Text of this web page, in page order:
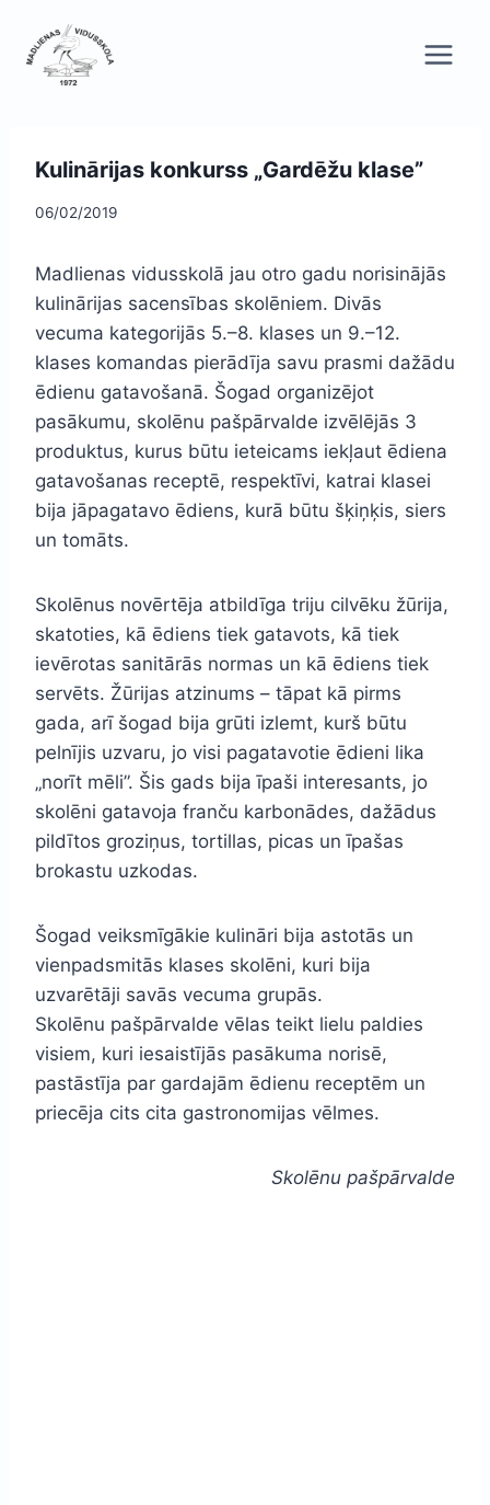
content
Kulinārijas konkurss „Gardēžu klase”
06/02/2019
Madlienas vidusskolā jau otro gadu norisinājās
kulinārijas sacensības skolēniem. Divās
vecuma kategorijās 5.–8. klases un 9.–12.
klases komandas pierādīja savu prasmi dažādu
ēdienu gatavošanā. Šogad organizējot
pasākumu, skolēnu pašpārvalde izvēlējās 3
produktus, kurus būtu ieteicams iekļaut ēdiena
gatavošanas receptē, respektīvi, katrai klasei
bija jāpagatavo ēdiens, kurā būtu šķiņķis, siers
un tomāts.
Skolēnus novērtēja atbildīga triju cilvēku žūrija,
skatoties, kā ēdiens tiek gatavots, kā tiek
ievērotas sanitārās normas un kā ēdiens tiek
servēts. Žūrijas atzinums – tāpat kā pirms
gada, arī šogad bija grūti izlemt, kurš būtu
pelnījis uzvaru, jo visi pagatavotie ēdieni lika
„norīt mēli”. Šis gads bija īpaši interesants, jo
skolēni gatavoja franču karbonādes, dažādus
pildītos groziņus, tortillas, picas un īpašas
brokastu uzkodas.
Šogad veiksmīgākie kulināri bija astotās un
vienpadsmitās klases skolēni, kuri bija
uzvarētāji savās vecuma grupās.
Skolēnu pašpārvalde vēlas teikt lielu paldies
visiem, kuri iesaistījās pasākuma norisē,
pastāstīja par gardajām ēdienu receptēm un
priecēja cits cita gastronomijas vēlmes.
Skolēnu pašpārvalde